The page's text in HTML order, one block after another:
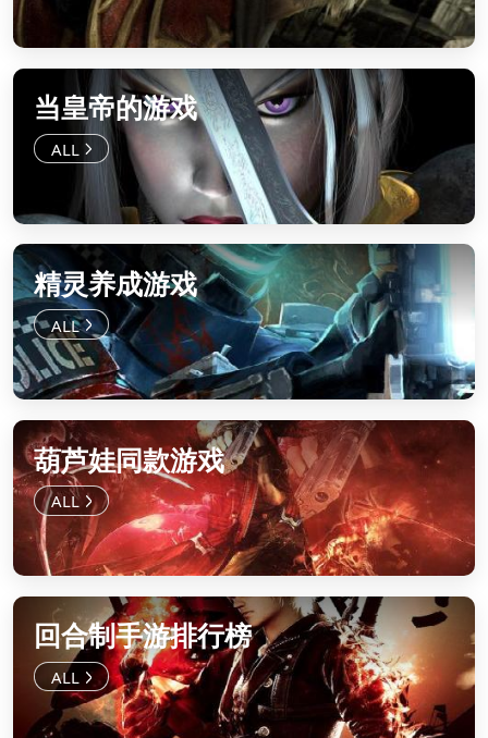
当皇帝的游戏
精灵养成游戏
葫芦娃同款游戏
回合制手游排行榜